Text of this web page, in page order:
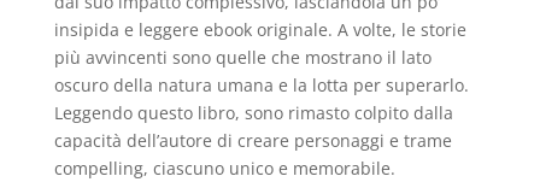
insipida e leggere ebook originale. A volte, le storie
più avvincenti sono quelle che mostrano il lato
oscuro della natura umana e la lotta per superarlo.
Leggendo questo libro, sono rimasto colpito dalla
capacità dell’autore di creare personaggi e trame
compelling, ciascuno unico e memorabile.